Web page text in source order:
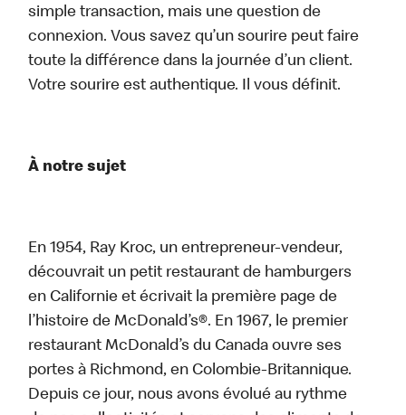
simple transaction, mais une question de
connexion. Vous savez qu’un sourire peut faire
toute la différence dans la journée d’un client.
Votre sourire est authentique. Il vous définit.
À notre sujet
En 1954, Ray Kroc, un entrepreneur-vendeur,
découvrait un petit restaurant de hamburgers
en Californie et écrivait la première page de
l’histoire de McDonald’s®. En 1967, le premier
restaurant McDonald’s du Canada ouvre ses
portes à Richmond, en Colombie-Britannique.
Depuis ce jour, nous avons évolué au rythme